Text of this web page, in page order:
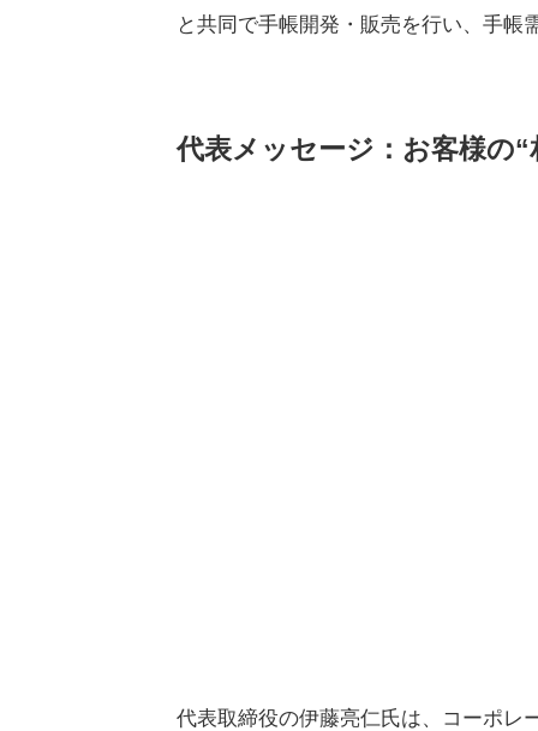
と共同で手帳開発・販売を行い、手帳
代表メッセージ：お客様の
代表取締役の伊藤亮仁氏は、コーポレ